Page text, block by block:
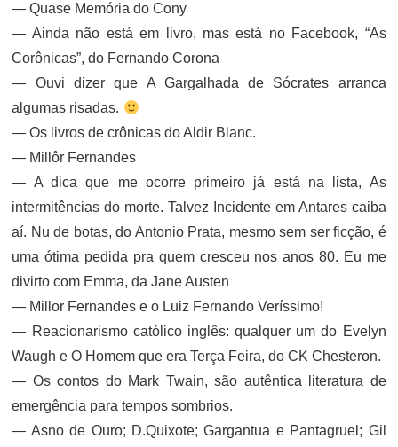
— Quase Memória do Cony
— Ainda não está em livro, mas está no Facebook, “As
Corônicas”, do Fernando Corona
— Ouvi dizer que A Gargalhada de Sócrates arranca
algumas risadas.
— Os livros de crônicas do Aldir Blanc.
— Millôr Fernandes
— A dica que me ocorre primeiro já está na lista, As
intermitências do morte. Talvez Incidente em Antares caiba
aí. Nu de botas, do Antonio Prata, mesmo sem ser ficção, é
uma ótima pedida pra quem cresceu nos anos 80. Eu me
divirto com Emma, da Jane Austen
— Millor Fernandes e o Luiz Fernando Veríssimo!
— Reacionarismo católico inglês: qualquer um do Evelyn
Waugh e O Homem que era Terça Feira, do CK Chesteron.
— Os contos do Mark Twain, são autêntica literatura de
emergência para tempos sombrios.
— Asno de Ouro; D.Quixote; Gargantua e Pantagruel; Gil